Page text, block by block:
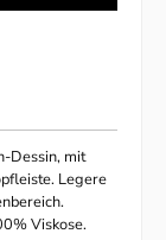
Dessin, mit
Legere
Viskose.